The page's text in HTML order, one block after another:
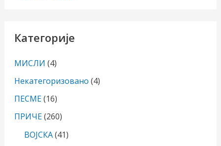
Категорије
МИСЛИ (4)
Некатегоризовано (4)
ПЕСМЕ(16)
ПРИЧЕ(260)
ВОЈСКА(41)